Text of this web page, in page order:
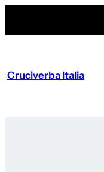
Cruciverba Italia